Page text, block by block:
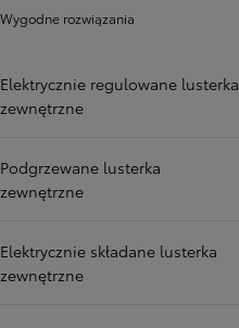
Wygodne rozwiązania
Elektrycznie regulowane lusterka
zewnętrzne
Podgrzewane lusterka
zewnętrzne
Elektrycznie składane lusterka
zewnętrzne